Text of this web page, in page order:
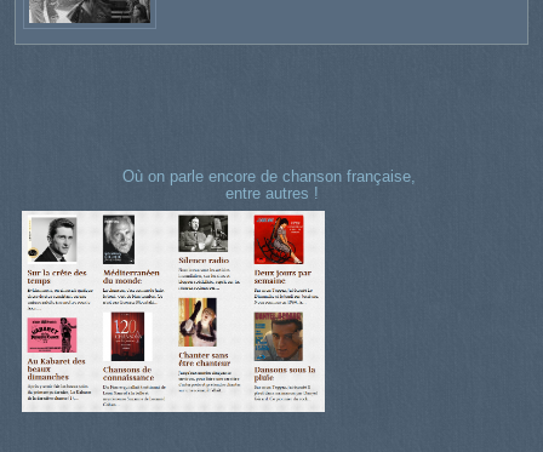
Où on parle encore de chanson française,
entre autres !